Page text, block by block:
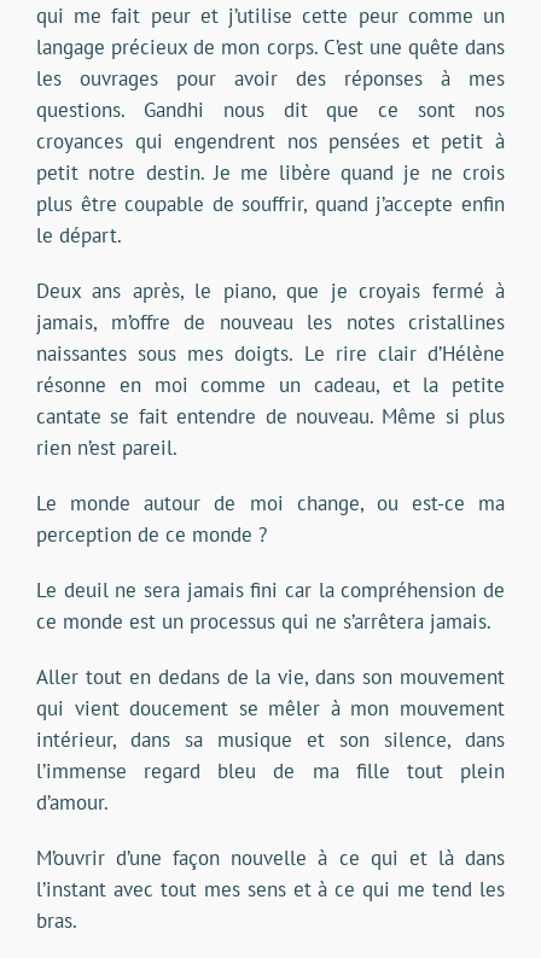
qui me fait peur et j’utilise cette peur comme un
langage précieux de mon corps. C’est une quête dans
les ouvrages pour avoir des réponses à mes
questions. Gandhi nous dit que ce sont nos
croyances qui engendrent nos pensées et petit à
petit notre destin. Je me libère quand je ne crois
plus être coupable de souffrir, quand j’accepte enfin
le départ.
Deux ans après, le piano, que je croyais fermé à
jamais, m’offre de nouveau les notes cristallines
naissantes sous mes doigts. Le rire clair d’Hélène
résonne en moi comme un cadeau, et la petite
cantate se fait entendre de nouveau. Même si plus
rien n’est pareil.
Le monde autour de moi change, ou est-ce ma
perception de ce monde ?
Le deuil ne sera jamais fini car la compréhension de
ce monde est un processus qui ne s’arrêtera jamais.
Aller tout en dedans de la vie, dans son mouvement
qui vient doucement se mêler à mon mouvement
intérieur, dans sa musique et son silence, dans
l’immense regard bleu de ma fille tout plein
d’amour.
M’ouvrir d’une façon nouvelle à ce qui et là dans
l’instant avec tout mes sens et à ce qui me tend les
bras.